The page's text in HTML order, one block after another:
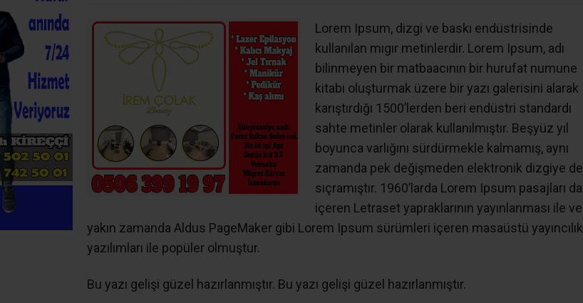
Lorem Ipsum, dizgi ve baskı endüstrisinde
kullanılan mıgır metinlerdir. Lorem Ipsum, adı
bilinmeyen bir matbaacının bir hurufat numune
kitabı oluşturmak üzere bir yazı galerisini alarak
karıştırdığı 1500’lerden beri endüstri standardı
sahte metinler olarak kullanılmıştır. Beşyüz yıl
boyunca varlığını sürdürmekle kalmamış, aynı
zamanda pek değişmeden elektronik dizgiye de
sıçramıştır. 1960’larda Lorem Ipsum pasajları da
içeren Letraset yapraklarının yayınlanması ile ve
yakın zamanda Aldus PageMaker gibi Lorem Ipsum sürümleri içeren masaüstü yayıncılık
yazılımları ile popüler olmuştur.
Bu yazı gelişi güzel hazırlanmıştır. Bu yazı gelişi güzel hazırlanmıştır.